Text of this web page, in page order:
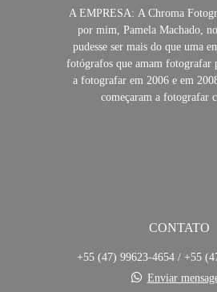
A EMPRESA: A Chroma
por mim, Pamela Machado,
pudesse ser mais do que uma
fotógrafos que amam fotografar
a fotografar em 2006 e em
começaram a fotografar
CONTATO
+55 (47) 99623-4654 / +55
Enviar